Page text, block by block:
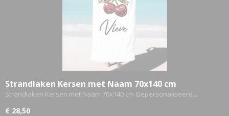
Strandlaken Kersen met Naam 70x140 cm
Gepersonaliseerd
Strandlaken Kersen met Naam 70x140 cm Gepersonaliseerd…
€ 28,50